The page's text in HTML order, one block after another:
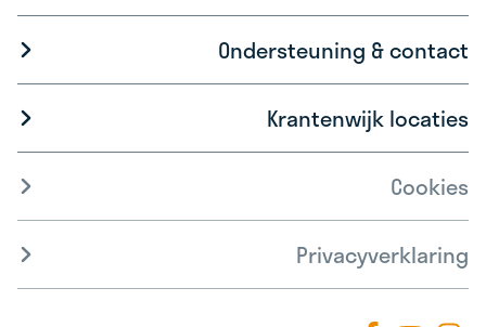
Ondersteuning & contact
Krantenwijk locaties
Cookies
Privacyverklaring